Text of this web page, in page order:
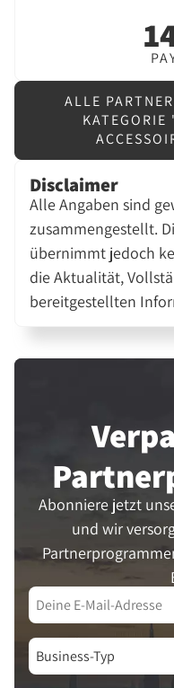
ALLE
Disclaimer
Alle Angaben sind
zusammengestellt.
übernimmt jedoch
die Aktualität,
bereitgestellten
Abonniere jetzt
und wir